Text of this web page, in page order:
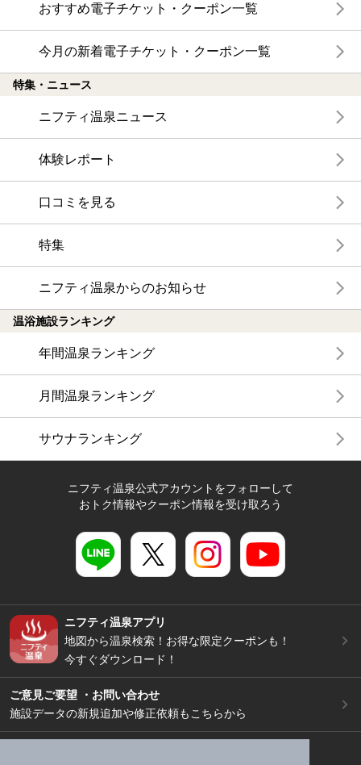
おすすめ電子チケット・クーポン一覧
今月の新着電子チケット・クーポン一覧
特集・ニュース
ニフティ温泉ニュース
体験レポート
口コミを見る
特集
ニフティ温泉からのお知らせ
温浴施設ランキング
年間温泉ランキング
月間温泉ランキング
サウナランキング
ニフティ温泉公式アカウントをフォローして
おトク情報やクーポン情報を受け取ろう
ニフティ温泉アプリ
地図から温泉検索！お得な限定クーポンも！
今すぐダウンロード！
ご意見ご要望 ・お問い合わせ
施設データの新規追加や修正依頼もこちらから